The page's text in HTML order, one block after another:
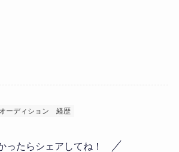
オーディション 経歴
ったらシェアしてね！